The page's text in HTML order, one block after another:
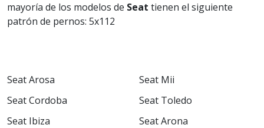
mayoría de los modelos de Seat tienen el siguiente
patrón de pernos: 5x112
Seat Arosa
Seat Cordoba
Seat Ibiza
Seat Mii
Seat Toledo
Seat Arona